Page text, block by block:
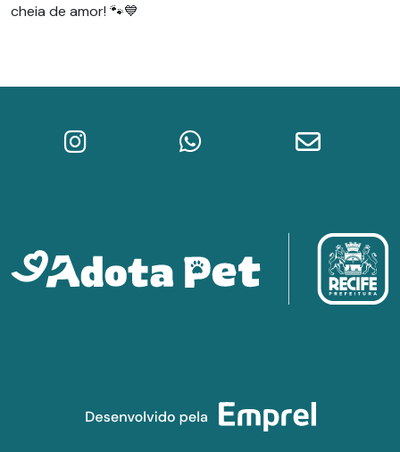
cheia de amor! 🐾💙
Instagram do Adota PetWhatsApp da Prefeitura do
E-mail do